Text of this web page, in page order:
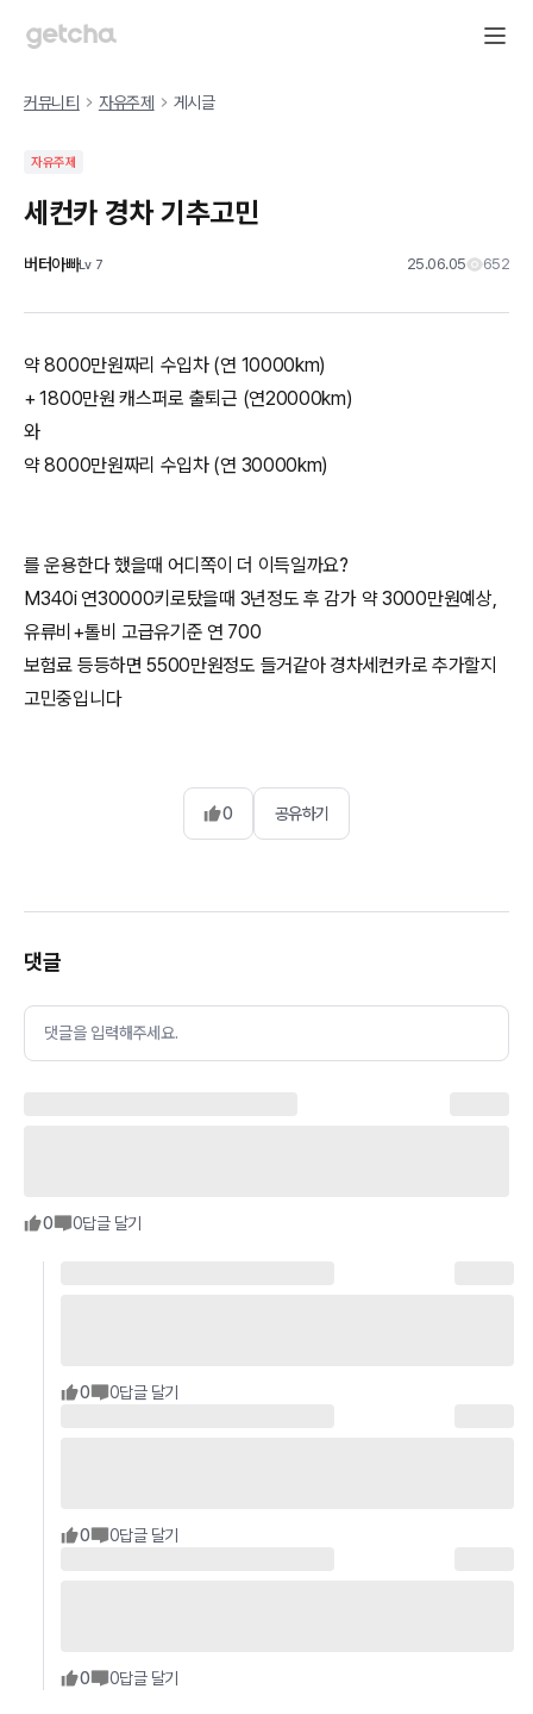
커뮤니티 자유주제 게시글
자유주제
세컨카 경차 기추고민
버터아빠Lv 7 25.06.05 652
약 8000만원짜리 수입차 (연 10000km)
+ 1800만원 캐스퍼로 출퇴근 (연20000km)
와
약 8000만원짜리 수입차 (연 30000km)
를 운용한다 했을때 어디쪽이 더 이득일까요?
M340i 연30000키로탔을때 3년정도 후 감가 약 3000만원예상,
유류비+톨비 고급유기준 연 700
보험료 등등하면 5500만원정도 들거같아 경차세컨카로 추가할지
고민중입니다
0 공유하기
댓글
댓글을 입력해주세요.
0 0답글 달기
0 0답글 달기
0 0답글 달기
0 0답글 달기